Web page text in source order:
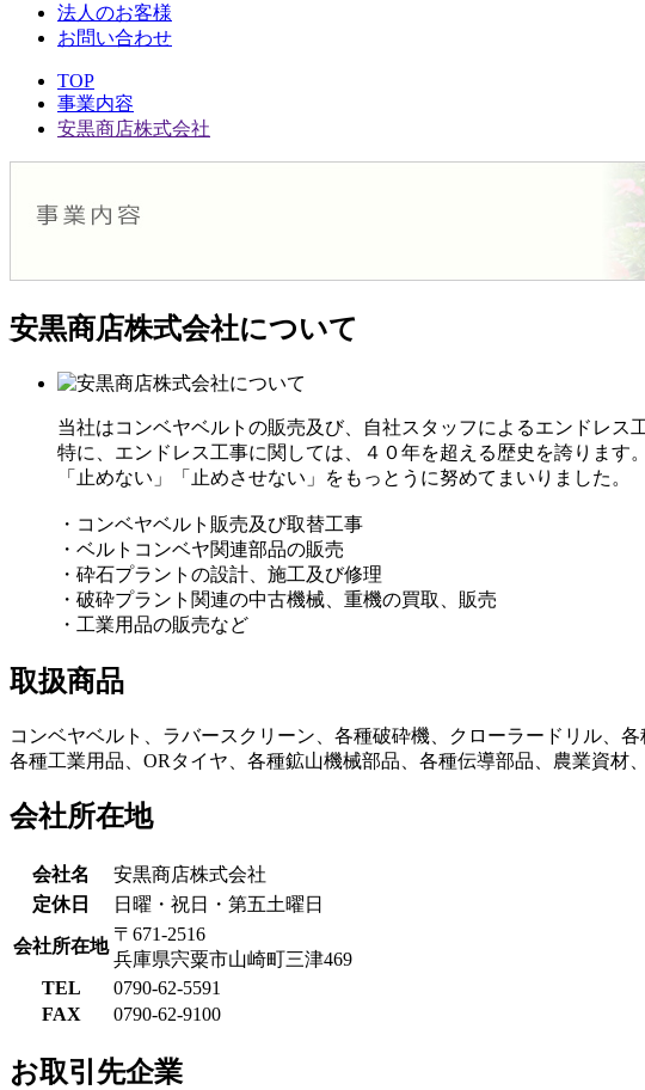
法人のお客様
お問い合わせ
TOP
事業内容
安黒商店株式会社
安黒商店株式会社について
当社はコンベヤベルトの販売及び、自社スタッフによるエンドレス
特に、エンドレス工事に関しては、４０年を超える歴史を誇ります。
「止めない」「止めさせない」をもっとうに努めてまいりました。
・コンベヤベルト販売及び取替工事
・ベルトコンベヤ関連部品の販売
・砕石プラントの設計、施工及び修理
・破砕プラント関連の中古機械、重機の買取、販売
・工業用品の販売など
取扱商品
コンベヤベルト、ラバースクリーン、各種破砕機、クローラードリル、
各種工業用品、ORタイヤ、各種鉱山機械部品、各種伝導部品、農業資材
会社所在地
会社名
安黒商店株式会社
定休日
日曜・祝日・第五土曜日
会社所在地
〒671-2516
兵庫県宍粟市山崎町三津469
TEL
0790-62-5591
FAX
0790-62-9100
お取引先企業